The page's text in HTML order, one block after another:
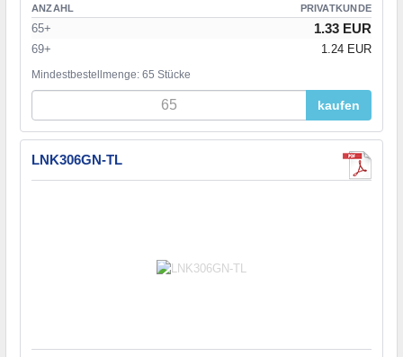
ANZAHL PRIVATKUNDE
65+ 1.33 EUR
69+ 1.24 EUR
Mindestbestellmenge: 65 Stücke
kaufen
LNK306GN-TL